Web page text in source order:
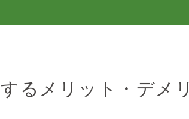
るメリット・デメ